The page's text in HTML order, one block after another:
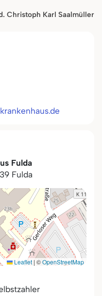
Christoph Karl Saalmüller
Fulda
Fulda
Leaflet | ©OpenStreetMap